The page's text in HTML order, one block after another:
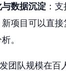
数据沉淀：支
项目可以直
。
发团队规模在